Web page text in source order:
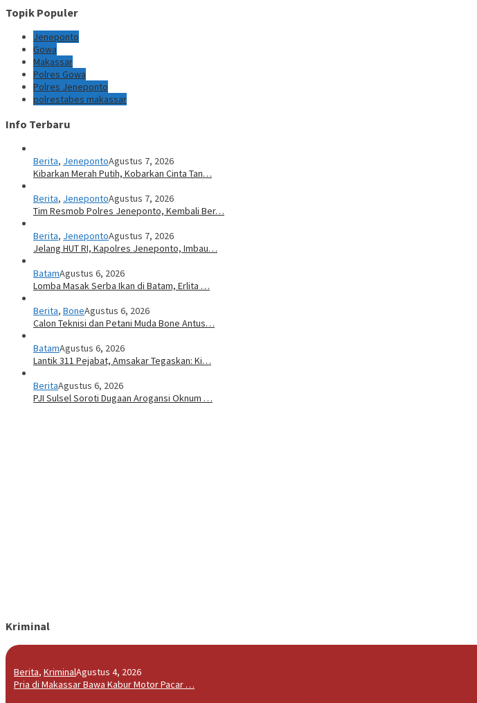
Topik Populer
Jeneponto
Gowa
Makassar
Polres Gowa
Polres Jeneponto
polrestabes makassar
Info Terbaru
Berita, JenepontoAgustus 7, 2026
Kibarkan Merah Putih, Kobarkan Cinta Tan…
Berita, JenepontoAgustus 7, 2026
Tim Resmob Polres Jeneponto, Kembali Ber…
Berita, JenepontoAgustus 7, 2026
Jelang HUT RI, Kapolres Jeneponto, Imbau…
BatamAgustus 6, 2026
Lomba Masak Serba Ikan di Batam, Erlita …
Berita, BoneAgustus 6, 2026
Calon Teknisi dan Petani Muda Bone Antus…
BatamAgustus 6, 2026
Lantik 311 Pejabat, Amsakar Tegaskan: Ki…
BeritaAgustus 6, 2026
PJI Sulsel Soroti Dugaan Arogansi Oknum …
Kriminal
Berita, KriminalAgustus 4, 2026
Pria di Makassar Bawa Kabur Motor Pacar …